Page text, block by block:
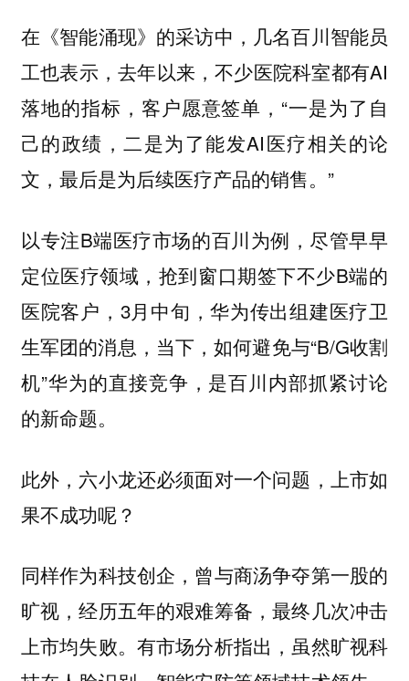
在《智能涌现》的采访中，几名百川智能员
工也表示，去年以来，不少医院科室都有AI
落地的指标，客户愿意签单，“一是为了自
己的政绩，二是为了能发AI医疗相关的论
文，最后是为后续医疗产品的销售。”
以专注B端医疗市场的百川为例，尽管早早
定位医疗领域，抢到窗口期签下不少B端的
医院客户，3月中旬，华为传出组建医疗卫
生军团的消息，当下，如何避免与“B/G收割
机”华为的直接竞争，是百川内部抓紧讨论
的新命题。
此外，六小龙还必须面对一个问题，上市如
果不成功呢？
同样作为科技创企，曾与商汤争夺第一股的
旷视，经历五年的艰难筹备，最终几次冲击
上市均失败。有市场分析指出，虽然旷视科